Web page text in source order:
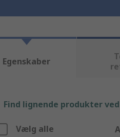
Egenskaber
Find lignende produkter
Vælg alle